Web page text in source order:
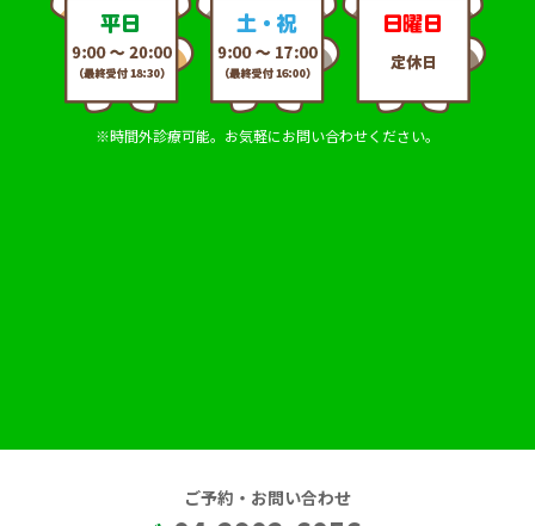
※時間外診療可能。お気軽にお問い合わせください。
ご予約・お問い合わせ